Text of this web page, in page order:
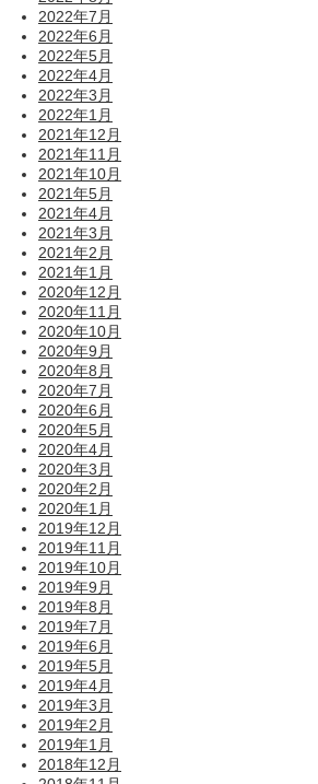
2022年7月
2022年6月
2022年5月
2022年4月
2022年3月
2022年1月
2021年12月
2021年11月
2021年10月
2021年5月
2021年4月
2021年3月
2021年2月
2021年1月
2020年12月
2020年11月
2020年10月
2020年9月
2020年8月
2020年7月
2020年6月
2020年5月
2020年4月
2020年3月
2020年2月
2020年1月
2019年12月
2019年11月
2019年10月
2019年9月
2019年8月
2019年7月
2019年6月
2019年5月
2019年4月
2019年3月
2019年2月
2019年1月
2018年12月